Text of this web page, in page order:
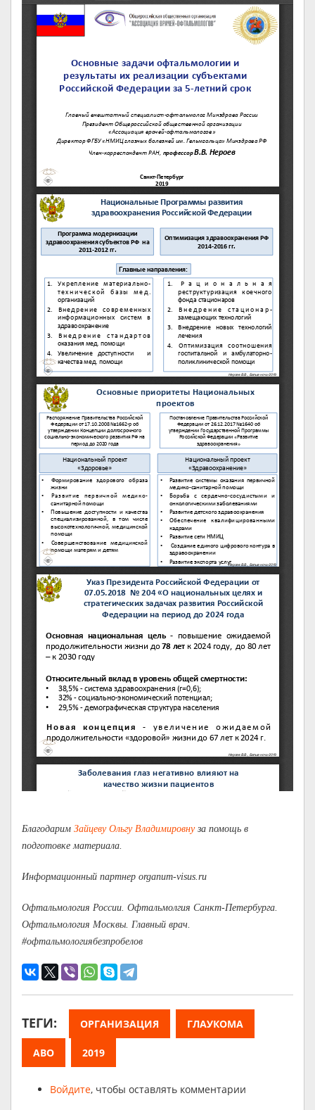
Благодарим Зайцеву Ольгу Владимировнуза помощь в
подготовке материала.
Информационный партнер organum-visus.ru
Офтальмология России. Офтальмолгия Санкт-Петербурга.
Офтальмология Москвы. Главный врач.
#офтальмологиябезпробелов
ТЕГИ: ОРГАНИЗАЦИЯ ГЛАУКОМА
АВО 2019
Войдите, чтобы оставлять комментарии